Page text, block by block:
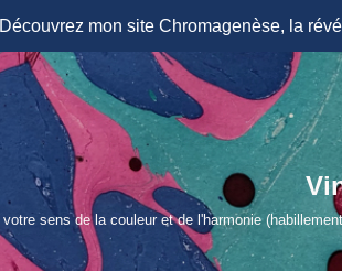
Découvrez mon site Chromagenèse, la
votre sens de la couleur et de l'harmonie